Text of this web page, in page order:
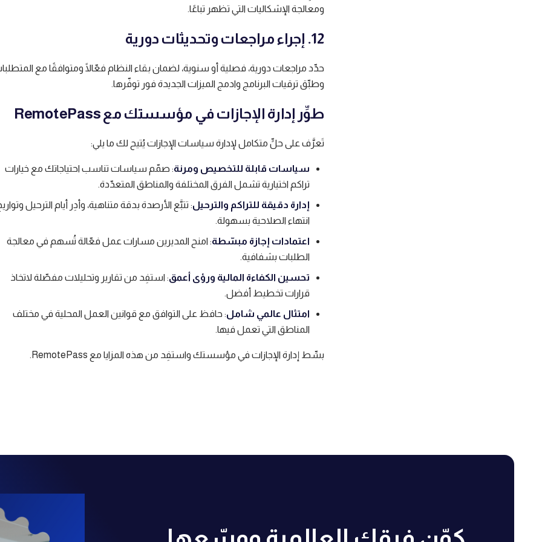
ومعالجة الإشكاليات التي تظهر تباعًا.
12. إجراء مراجعات وتحديثات دورية
حدِّد مراجعات دورية، فصلية أو سنوية، لضمان بقاء النظام فعّالًا ومتوافقًا مع
وطبِّق ترقيات البرنامج وادمج الميزات الجديدة فور توفّرها.
طوِّر إدارة الإجازات في مؤسستك مع RemotePass
تَعرَّف على حلٍّ متكامل لإدارة سياسات الإجازات يُتيح لك ما يلي:
سياسات قابلة للتخصيص ومرنة: صمّم سياسات تناسب احتياجاتك مع خيارات
تراكم اختيارية تشمل الفرق المختلفة والمناطق المتعدّدة.
إدارة دقيقة للتراكم والترحيل: تتبَّع الأرصدة بدقة متناهية، وأدِر أيام الترحيل
انتهاء الصلاحية بسهولة.
اعتمادات إجازة مبسّطة: امنح المديرين مسارات عمل فعّالة تُسهم في معالجة
الطلبات بشفافية.
تحسين الكفاءة المالية ورؤى أعمق: استفِد من تقارير وتحليلات مفصّلة لاتخاذ
قرارات تخطيط أفضل.
امتثال عالمي شامل: حافظ على التوافق مع قوانين العمل المحلية في مختلف
المناطق التي تعمل فيها.
بسِّط إدارة الإجازات في مؤسستك واستفِد من هذه المزايا مع RemotePass.